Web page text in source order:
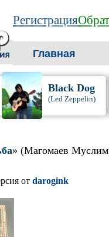
Регистрация
Главная
Black Dog
(Led Zeppelin)
» (Магомаев
от darogink